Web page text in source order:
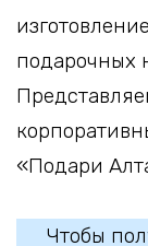
подарочных
«Подари
Чтобы